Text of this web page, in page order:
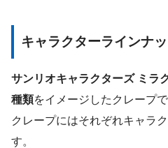
キャラクターラインナ
サンリオキャラクターズ ミラ
種類をイメージしたクレープで
クレープにはそれぞれキャラ
す。